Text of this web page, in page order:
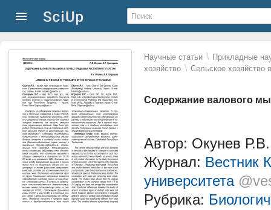
Научные статьи \ Прикладные
хозяйство \ Сельское хозяйство
Содержание валового
Автор: Окунев
Журнал: Вестник
университета
Рубрика: